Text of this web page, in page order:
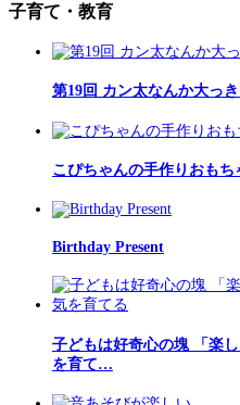
子育て・教育
第19回 カン太なんか大っき
こぴちゃんの手作りおもち
Birthday Present
子どもは好奇心の塊 「楽
を育て…